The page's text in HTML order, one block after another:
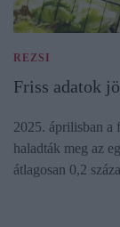
REZSI
Friss adatok
2025. áprilisban a
haladták meg az
átlagosan 0,2